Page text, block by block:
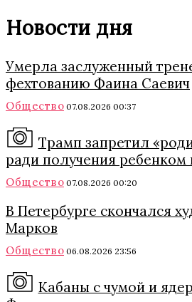
Новости дня
Умерла заслуженный
фехтованию Фаина Саевич
Общество 07.08.2026 00:37
Трамп запретил
ради получения
Общество 07.08.2026 00:20
В Петербурге скончался
Марков
Общество 06.08.2026 23:56
Кабаны с чумой и